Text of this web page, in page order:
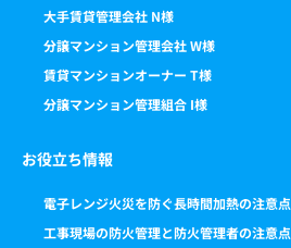
大手賃貸管理会社 N様
分譲マンション管理会社 W様
賃貸マンションオーナー T様
分譲マンション管理組合 I様
お役立ち情報
電子レンジ火災を防ぐ長時間加熱の注意点
工事現場の防火管理と防火管理者の注意点